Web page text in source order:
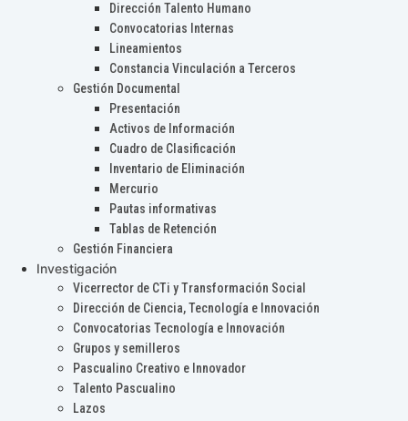
Dirección Talento Humano
Convocatorias Internas
Lineamientos
Constancia Vinculación a Terceros
Gestión Documental
Presentación
Activos de Información
Cuadro de Clasificación
Inventario de Eliminación
Mercurio
Pautas informativas
Tablas de Retención
Gestión Financiera
Investigación
Vicerrector de CTi y Transformación Social
Dirección de Ciencia, Tecnología e Innovación
Convocatorias Tecnología e Innovación
Grupos y semilleros
Pascualino Creativo e Innovador
Talento Pascualino
Lazos